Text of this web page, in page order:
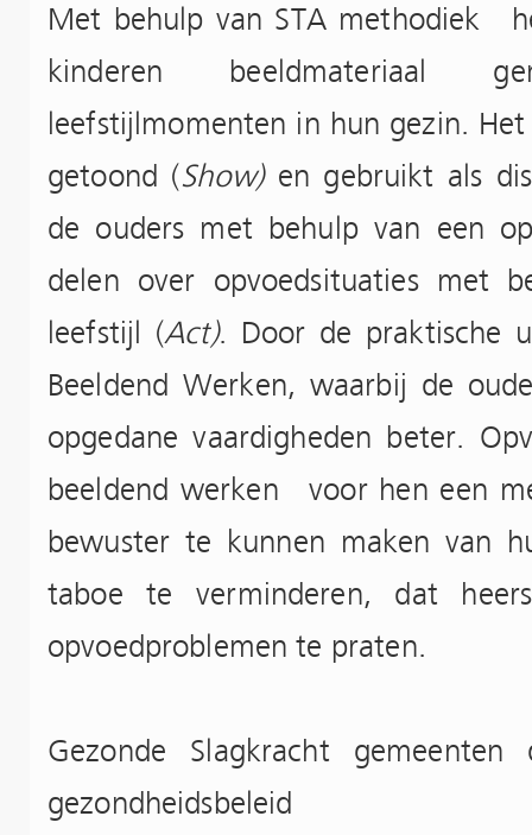
Met behulp van STA methodiek
kinderen beeldmateriaal
leefstijlmomenten in hun gezin.
getoond (Show)en gebruikt als
de ouders met behulp van een
delen over opvoedsituaties met
leefstijl (Act). Door de praktische
Beeldend Werken, waarbij de
opgedane vaardigheden beter.
beeldend werken voor hen een
bewuster te kunnen maken van
taboe te verminderen, dat
opvoedproblemen te praten.
Gezonde Slagkracht
gezondheidsbeleid